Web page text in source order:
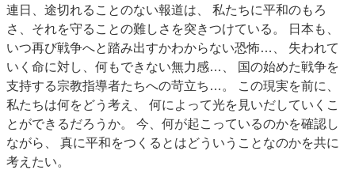
連日、途切れることのない報道は、 私たちに平和のもろ
さ、それを守ることの難しさを突きつけている。 日本も、
いつ再び戦争へと踏み出すかわからない恐怖…、 失われて
いく命に対し、何もできない無力感…、 国の始めた戦争を
支持する宗教指導者たちへの苛立ち…。 この現実を前に、
私たちは何をどう考え、 何によって光を見いだしていくこ
とができるだろうか。 今、何が起こっているのかを確認し
ながら、 真に平和をつくるとはどういうことなのかを共に
考えたい。